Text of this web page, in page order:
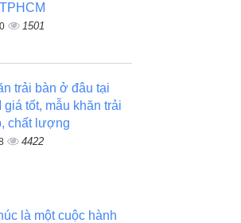
1501
trải bàn ở đâu tại
giá tốt, mẫu khăn trải
chất lượng
4422
là một cuộc hành